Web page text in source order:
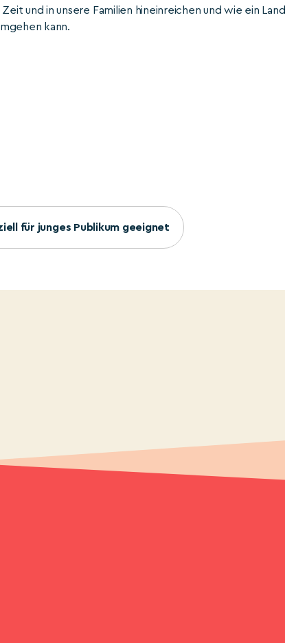
und in unsere Familien hineinreichen und wie ein Land
kann.
für junges Publikum geeignet